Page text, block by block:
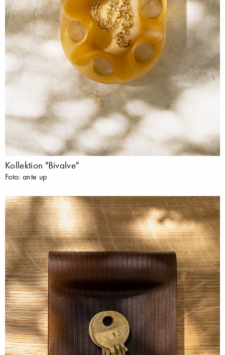
Kollektion "Bivalve"
Foto: ante up